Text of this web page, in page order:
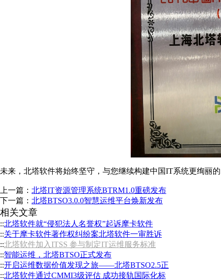
未来，北塔软件将始终坚守，与您继续构建中国IT系统更绚丽
上一篇： 北塔IT资源管理系统BTRM1.0重磅发布
下一篇： 北塔BTSO3.0.0智慧运维平台焕新发布
相关文章
::北塔软件就“侵犯法人名誉权”起诉摩卡软件
::关于摩卡软件著作权纠纷案北塔软件一审胜诉
::北塔软件加入ITSS 参与制定IT运维服务标准
::智能运维，北塔BTSO正式发布
::开启运维数据价值发现之旅——北塔BTSO2.5正
::北塔软件通过CMMI3级评估 成功接轨国际化标